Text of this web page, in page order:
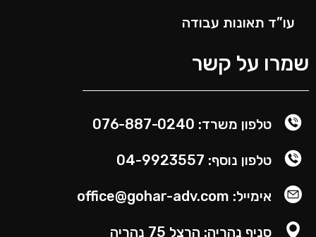
עו”ד תאונות עבודה
שמרו על קשר
טלפון משרד: 076-887-0240
טלפון נוסף: 04-9923557
אימייל: office@gohar-adv.com​
סניף נהריה: הרצל 75 נהריה